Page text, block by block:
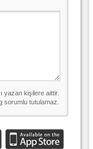
- -
Lig 32. Hafta